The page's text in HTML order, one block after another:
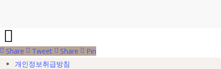
Share Tweet Share
Pin
개인정보취급방침